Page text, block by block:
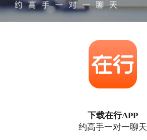
下载在行APP
约高手一对一聊天